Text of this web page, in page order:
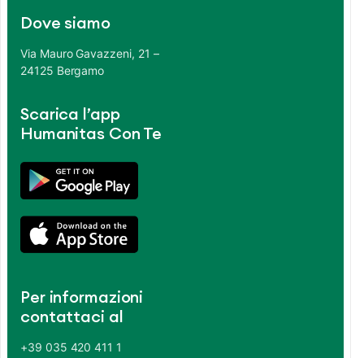
Dove siamo
Via Mauro Gavazzeni, 21 –
24125 Bergamo
Scarica l’app
Humanitas Con Te
Per informazioni
contattaci al
+39 035 420 411 1